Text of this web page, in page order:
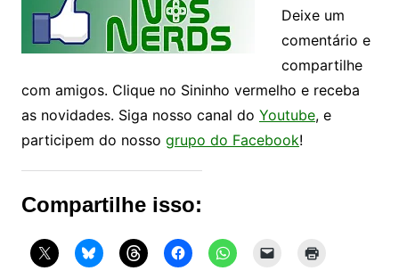
Deixe um
comentário e
compartilhe
com amigos. Clique no Sininho vermelho e receba
as novidades. Siga nosso canal do Youtube, e
participem do nosso grupo do Facebook!
Compartilhe isso: